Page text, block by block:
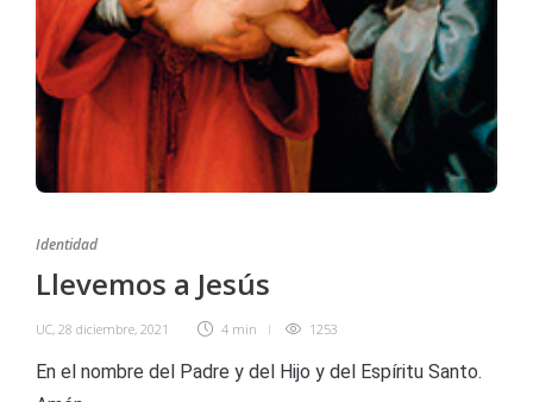
Identidad
Llevemos a Jesús
UC, 28 diciembre, 2021 4 min 1253
En el nombre del Padre y del Hijo y del Espíritu Santo.